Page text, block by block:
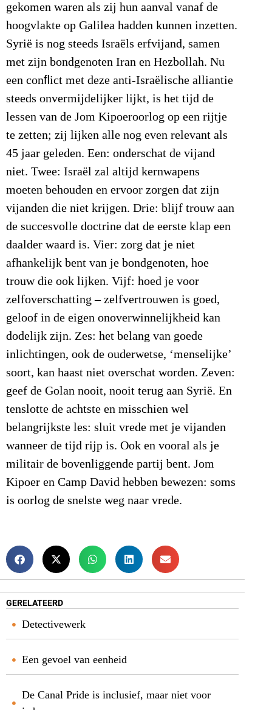
gekomen waren als zij hun aanval vanaf de
hoogvlakte op Galilea hadden kunnen inzetten.
Syrië is nog steeds Israëls erfvijand, samen
met zijn bondgenoten Iran en Hezbollah. Nu
een conﬂict met deze anti-Israëlische alliantie
steeds onvermijdelijker lijkt, is het tijd de
lessen van de Jom Kipoeroorlog op een rijtje
te zetten; zij lijken alle nog even relevant als
45 jaar geleden. Een: onderschat de vijand
niet. Twee: Israël zal altijd kernwapens
moeten behouden en ervoor zorgen dat zijn
vijanden die niet krijgen. Drie: blijf trouw aan
de succesvolle doctrine dat de eerste klap een
daalder waard is. Vier: zorg dat je niet
afhankelijk bent van je bondgenoten, hoe
trouw die ook lijken. Vijf: hoed je voor
zelfoverschatting – zelfvertrouwen is goed,
geloof in de eigen onoverwinnelijkheid kan
dodelijk zijn. Zes: het belang van goede
inlichtingen, ook de ouderwetse, ‘menselijke’
soort, kan haast niet overschat worden. Zeven:
geef de Golan nooit, nooit terug aan Syrië. En
tenslotte de achtste en misschien wel
belangrijkste les: sluit vrede met je vijanden
wanneer de tijd rijp is. Ook en vooral als je
militair de bovenliggende partij bent. Jom
Kipoer en Camp David hebben bewezen: soms
is oorlog de snelste weg naar vrede.
GERELATEERD
Detectivewerk
Een gevoel van eenheid
De Canal Pride is inclusief, maar niet voor